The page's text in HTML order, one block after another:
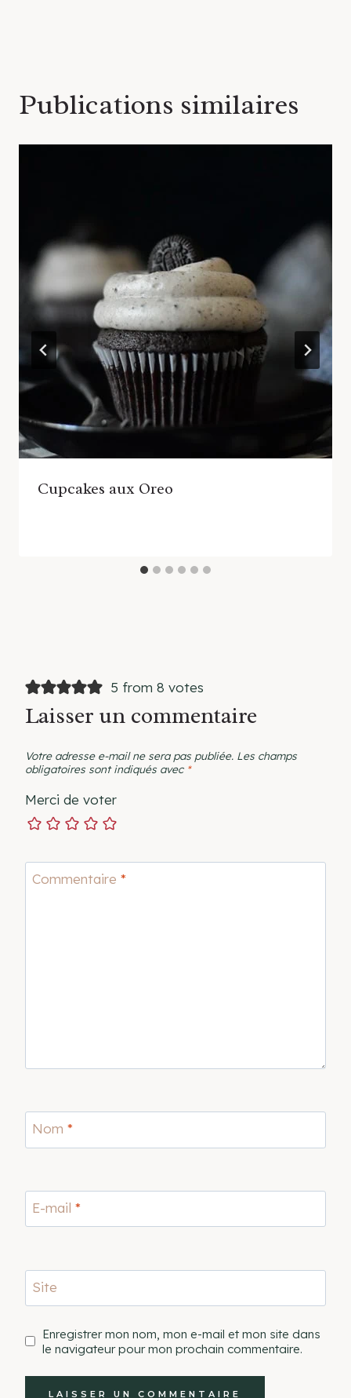
Publications similaires
Cupcakes aux Oreo
5 from 8 votes
Laisser un commentaire
Votre adresse e-mail ne sera pas publiée. Les champs
obligatoires sont indiqués avec *
Merci de voter
Commentaire *
Nom *
E-mail *
Site
Enregistrer mon nom, mon e-mail et mon site dans
le navigateur pour mon prochain commentaire.